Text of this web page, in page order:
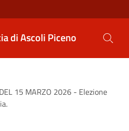
di Ascoli Piceno
15 MARZO 2026 - Elezione